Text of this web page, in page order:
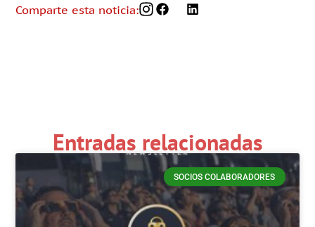
Comparte esta noticia:
Entradas relacionadas
SOCIOS COLABORADORES